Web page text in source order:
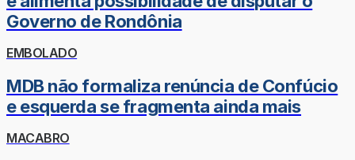
Governo de Rondônia
EMBOLADO
MDB não formaliza renúncia de Confúcio
e esquerda se fragmenta ainda mais
MACABRO